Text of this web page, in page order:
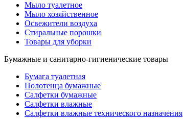
Мыло туалетное
Мыло хозяйственное
Освежители воздуха
Стиральные порошки
Товары для уборки
Бумажные и санитарно-гигиенические товары
Бумага туалетная
Полотенца бумажные
Салфетки бумажные
Салфетки влажные
Салфетки влажные технического назначения